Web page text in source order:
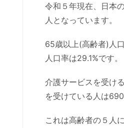
令和５年現在、日本
人となっています。
65歳以上(高齢者)人
人口率は29.1%です。
介護サービスを受け
を受けている人は690
これは高齢者の５人